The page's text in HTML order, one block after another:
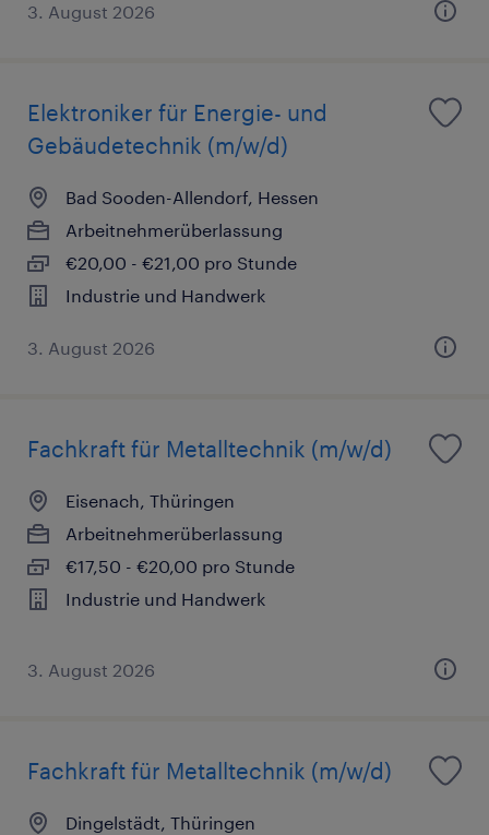
3. August 2026
Elektroniker für Energie- und
Gebäudetechnik (m/w/d)
Bad Sooden-Allendorf, Hessen
Arbeitnehmerüberlassung
€20,00 - €21,00 pro Stunde
Industrie und Handwerk
3. August 2026
Fachkraft für Metalltechnik (m/w/d)
Eisenach, Thüringen
Arbeitnehmerüberlassung
€17,50 - €20,00 pro Stunde
Industrie und Handwerk
3. August 2026
Fachkraft für Metalltechnik (m/w/d)
Dingelstädt, Thüringen